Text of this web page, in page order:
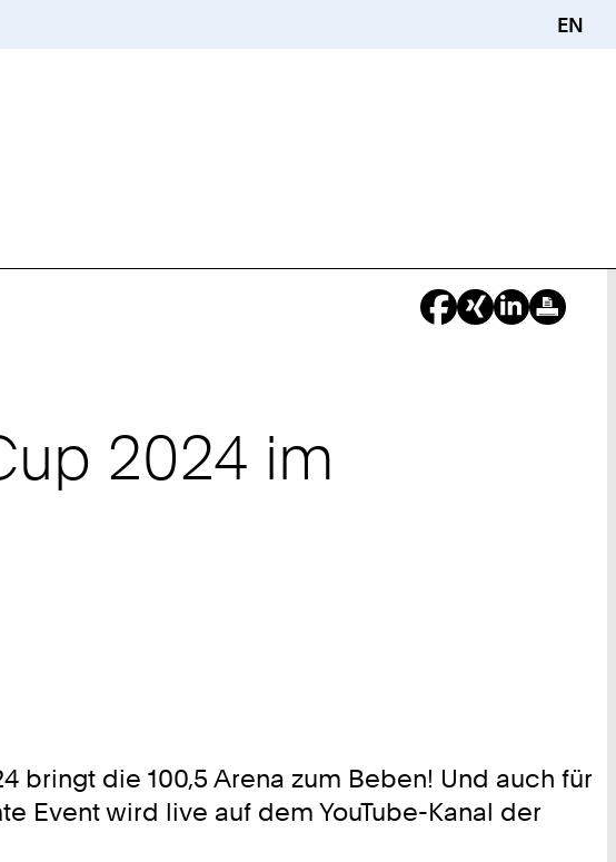
EN
2024 im
bringt die 100,5 Arena zum Beben! Und auch für
Event wird live auf dem YouTube-Kanal der